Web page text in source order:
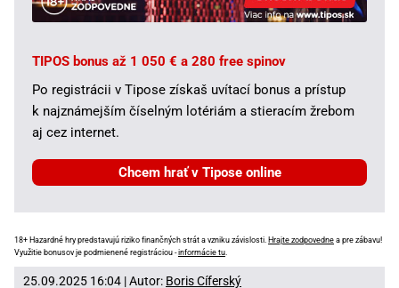
TIPOS bonus až 1 050 € a 280 free spinov
Po registrácii v Tipose získaš uvítací bonus a prístup
k najznámejším číselným lotériám a stieracím žrebom
aj cez internet.
Chcem hrať v Tipose online
18+ Hazardné hry predstavujú riziko finančných strát a vzniku závislosti. Hrajte zodpovedne a pre zábavu!
Využitie bonusov je podmienené registráciou -informácie tu.
25.09.2025 16:04 | Autor: Boris Cíferský